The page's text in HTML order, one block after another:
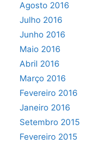
Agosto 2016
Julho 2016
Junho 2016
Maio 2016
Abril 2016
Março 2016
Fevereiro 2016
Janeiro 2016
Setembro 2015
Fevereiro 2015